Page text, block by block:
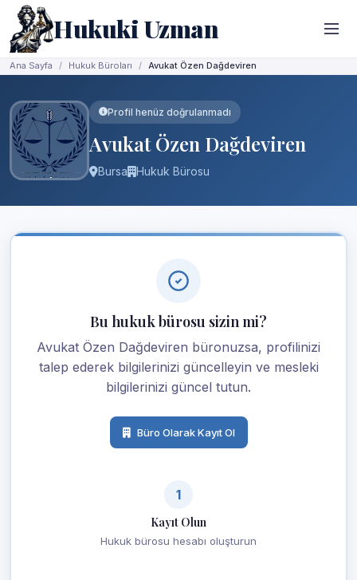
Hukuki Uzman
Ana Sayfa Hukuk Büroları Avukat Özen Dağdeviren
Profil henüz doğrulanmadı
Avukat Özen Dağdeviren
Bursa Hukuk Bürosu
Bu hukuk bürosu sizin mi?
Avukat Özen Dağdeviren büronuzsa, profilinizi
talep ederek bilgilerinizi güncelleyin ve mesleki
bilgilerinizi güncel tutun.
Büro Olarak Kayıt Ol
1
Kayıt Olun
Hukuk bürosu hesabı oluşturun